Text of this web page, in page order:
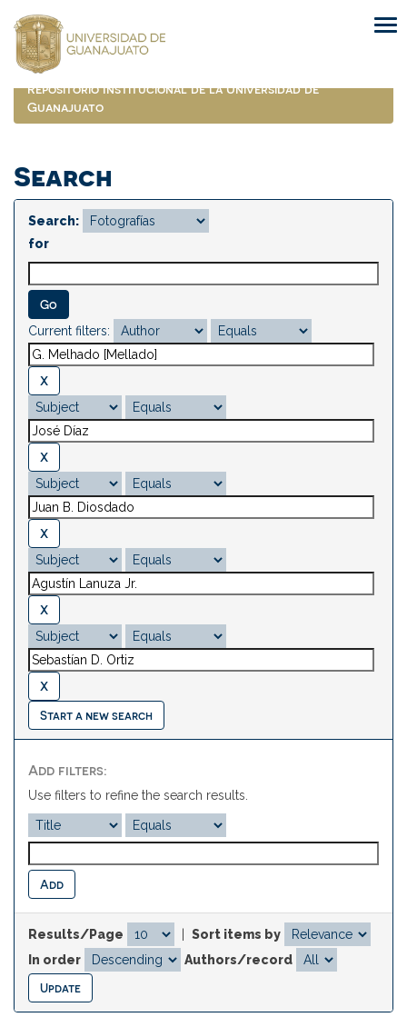
navigation
Repositorio Institucional de la Universidad de
Guanajuato
Search
Search:
for
Current filters:
Start a new search
Add filters:
Use filters to refine the search results.
Results/Page
Sort items by
In order
Authors/record